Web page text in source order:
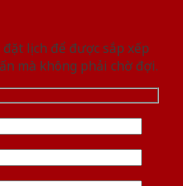
lịch để được sắp xếp
mà không phải chờ đợi.